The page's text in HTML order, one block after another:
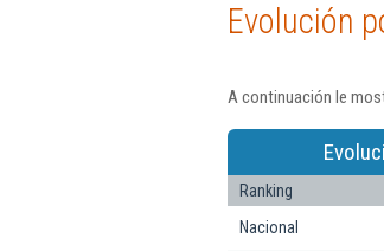
Evolución
A continuación le
Ranking
Nacional